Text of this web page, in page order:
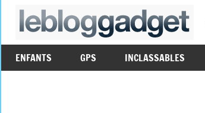
Aller
ENFANTS GPS INCLASSABLES